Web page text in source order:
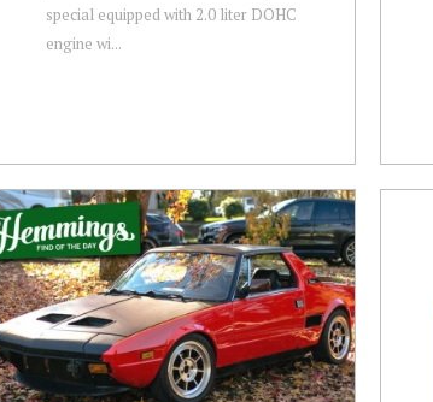
special equipped with 2.0 liter DOHC
engine wi...